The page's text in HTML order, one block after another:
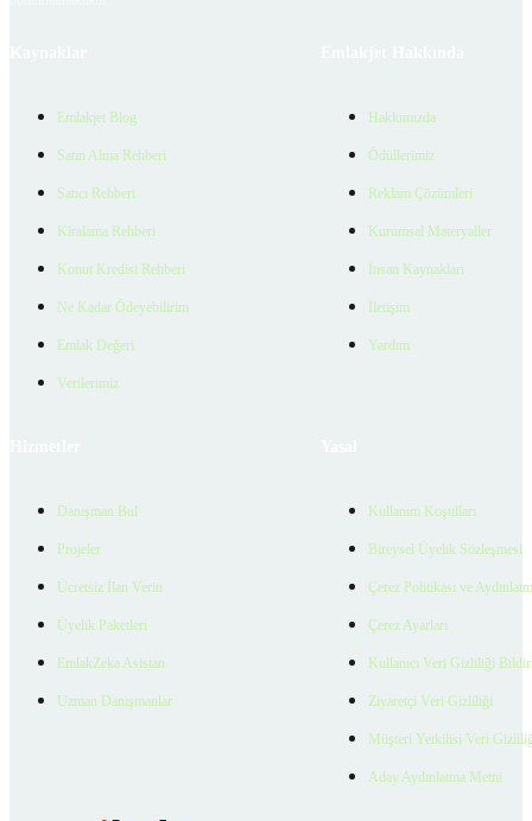
Emlakjet Blog
Satın Alma Rehberi
Satıcı Rehberi
Kiralama Rehberi
Konut Kredisi Rehberi
Ne Kadar Ödeyebilirim
Emlak Değeri
Verilerimiz
Hakkımızda
Ödüllerimiz
Reklam Çözümleri
Kurumsal Materyaller
İnsan Kaynakları
İletişim
Yardım
Danışman Bul
Projeler
Ücretsiz İlan Verin
Üyelik Paketleri
EmlakZeka Asistan
Uzman Danışmanlar
Kullanım Koşulları
Bireysel Üyelik Sözleşmesi
Çerez Politikası ve
Çerez Ayarları
Kullanıcı Veri Gizliliği
Ziyaretçi Veri Gizliliği
Müşteri Yetkilisi Veri
Aday Aydınlatma Metni